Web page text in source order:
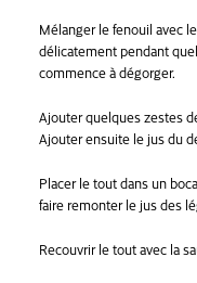
Mélanger le fenouil avec
délicatement pendant
commence à dégorger.
Ajouter quelques zestes
Ajouter ensuite le jus du
Placer le tout dans un
faire remonter le jus des
Recouvrir le tout avec la